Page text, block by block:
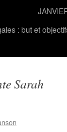
: but et
Sarah